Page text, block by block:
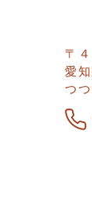
〒
愛
つ